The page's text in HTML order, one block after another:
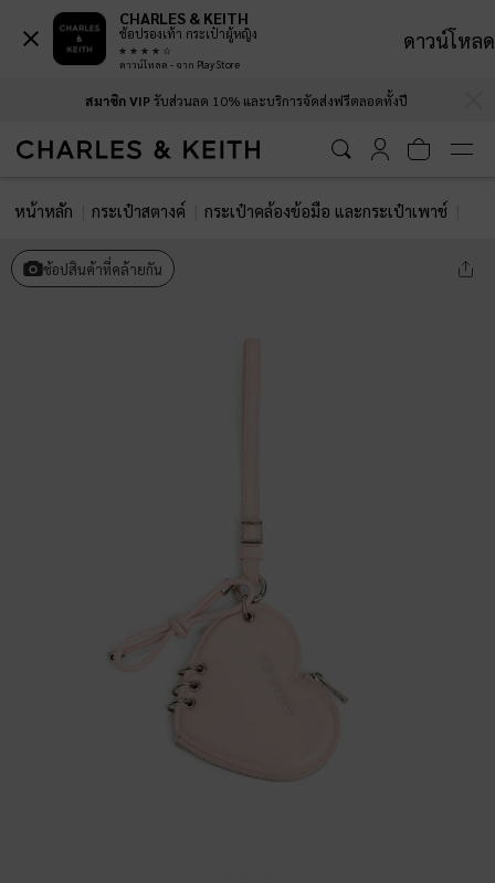
สมาชิก VIPรับส่วนลด 10% และบริการจัดส่งฟรีตลอดทั้งปี
หน้าหลัก กระเป๋าสตางค์ กระเป๋าคล้องข้อมือ และกระเป๋าเพาช์
ช้อปสินค้าที่คล้ายกัน
CHARLES & KEITH
ช้อปรองเท้า กระเป๋าผู้หญิง
ดาวน์โหลด - จาก Play Store
ดาวน์โหลด